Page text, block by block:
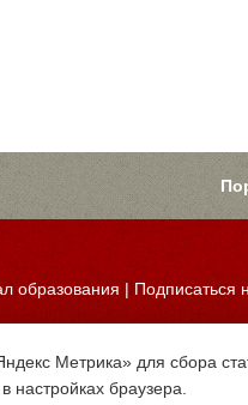
образования | Подписаться
Метрика» для сбора
настройках браузера.